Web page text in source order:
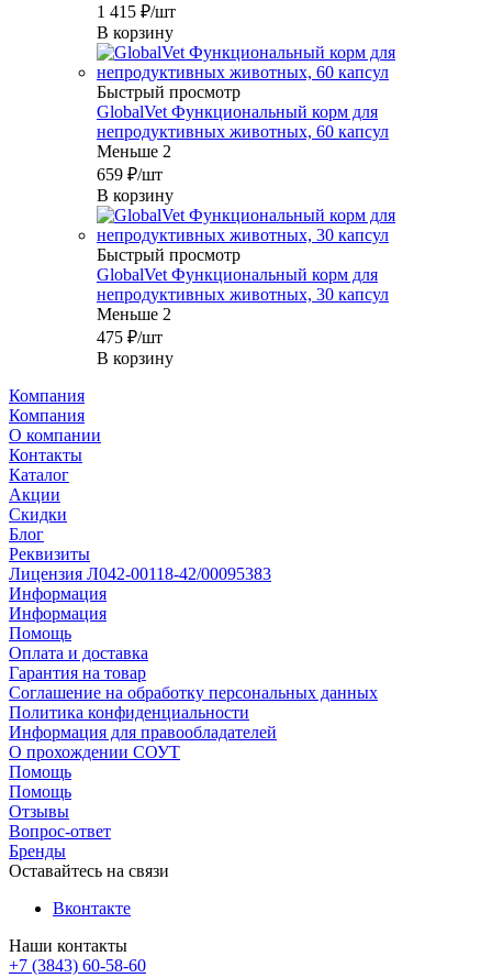
1 415 ₽/шт
В корзину
Быстрый просмотр
GlobalVet Функциональный корм для
непродуктивных животных, 60 капсул
Меньше 2
659 ₽/шт
В корзину
Быстрый просмотр
GlobalVet Функциональный корм для
непродуктивных животных, 30 капсул
Меньше 2
475 ₽/шт
В корзину
Компания
Компания
О компании
Контакты
Каталог
Акции
Скидки
Блог
Реквизиты
Лицензия Л042-00118-42/00095383
Информация
Информация
Помощь
Оплата и доставка
Гарантия на товар
Соглашение на обработку персональных данных
Политика конфиденциальности
Информация для правообладателей
О прохождении СОУТ
Помощь
Помощь
Отзывы
Вопрос-ответ
Бренды
Оставайтесь на связи
Вконтакте
Наши контакты
+7 (3843) 60-58-60